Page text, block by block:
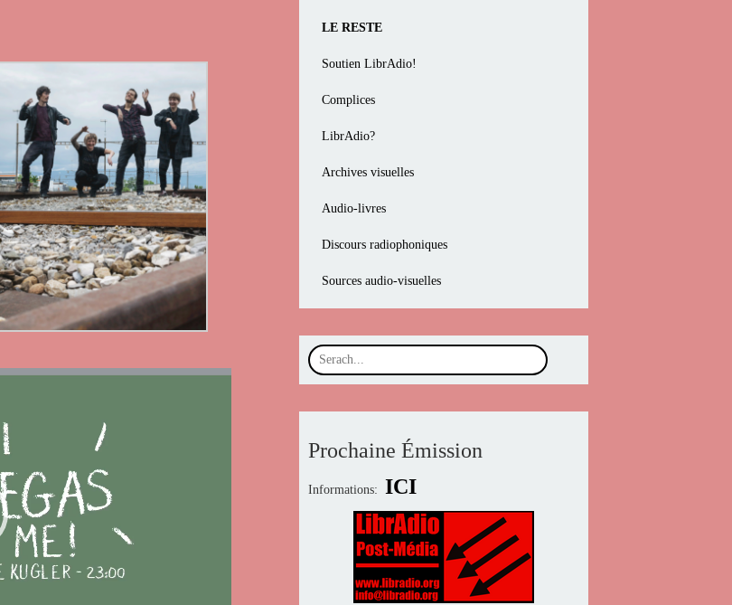
LE RESTE
Soutien LibrAdio!
Complices
LibrAdio?
Archives visuelles
Audio-livres
Discours radiophoniques
Sources audio-visuelles
Prochaine Émission
Informations:ICI